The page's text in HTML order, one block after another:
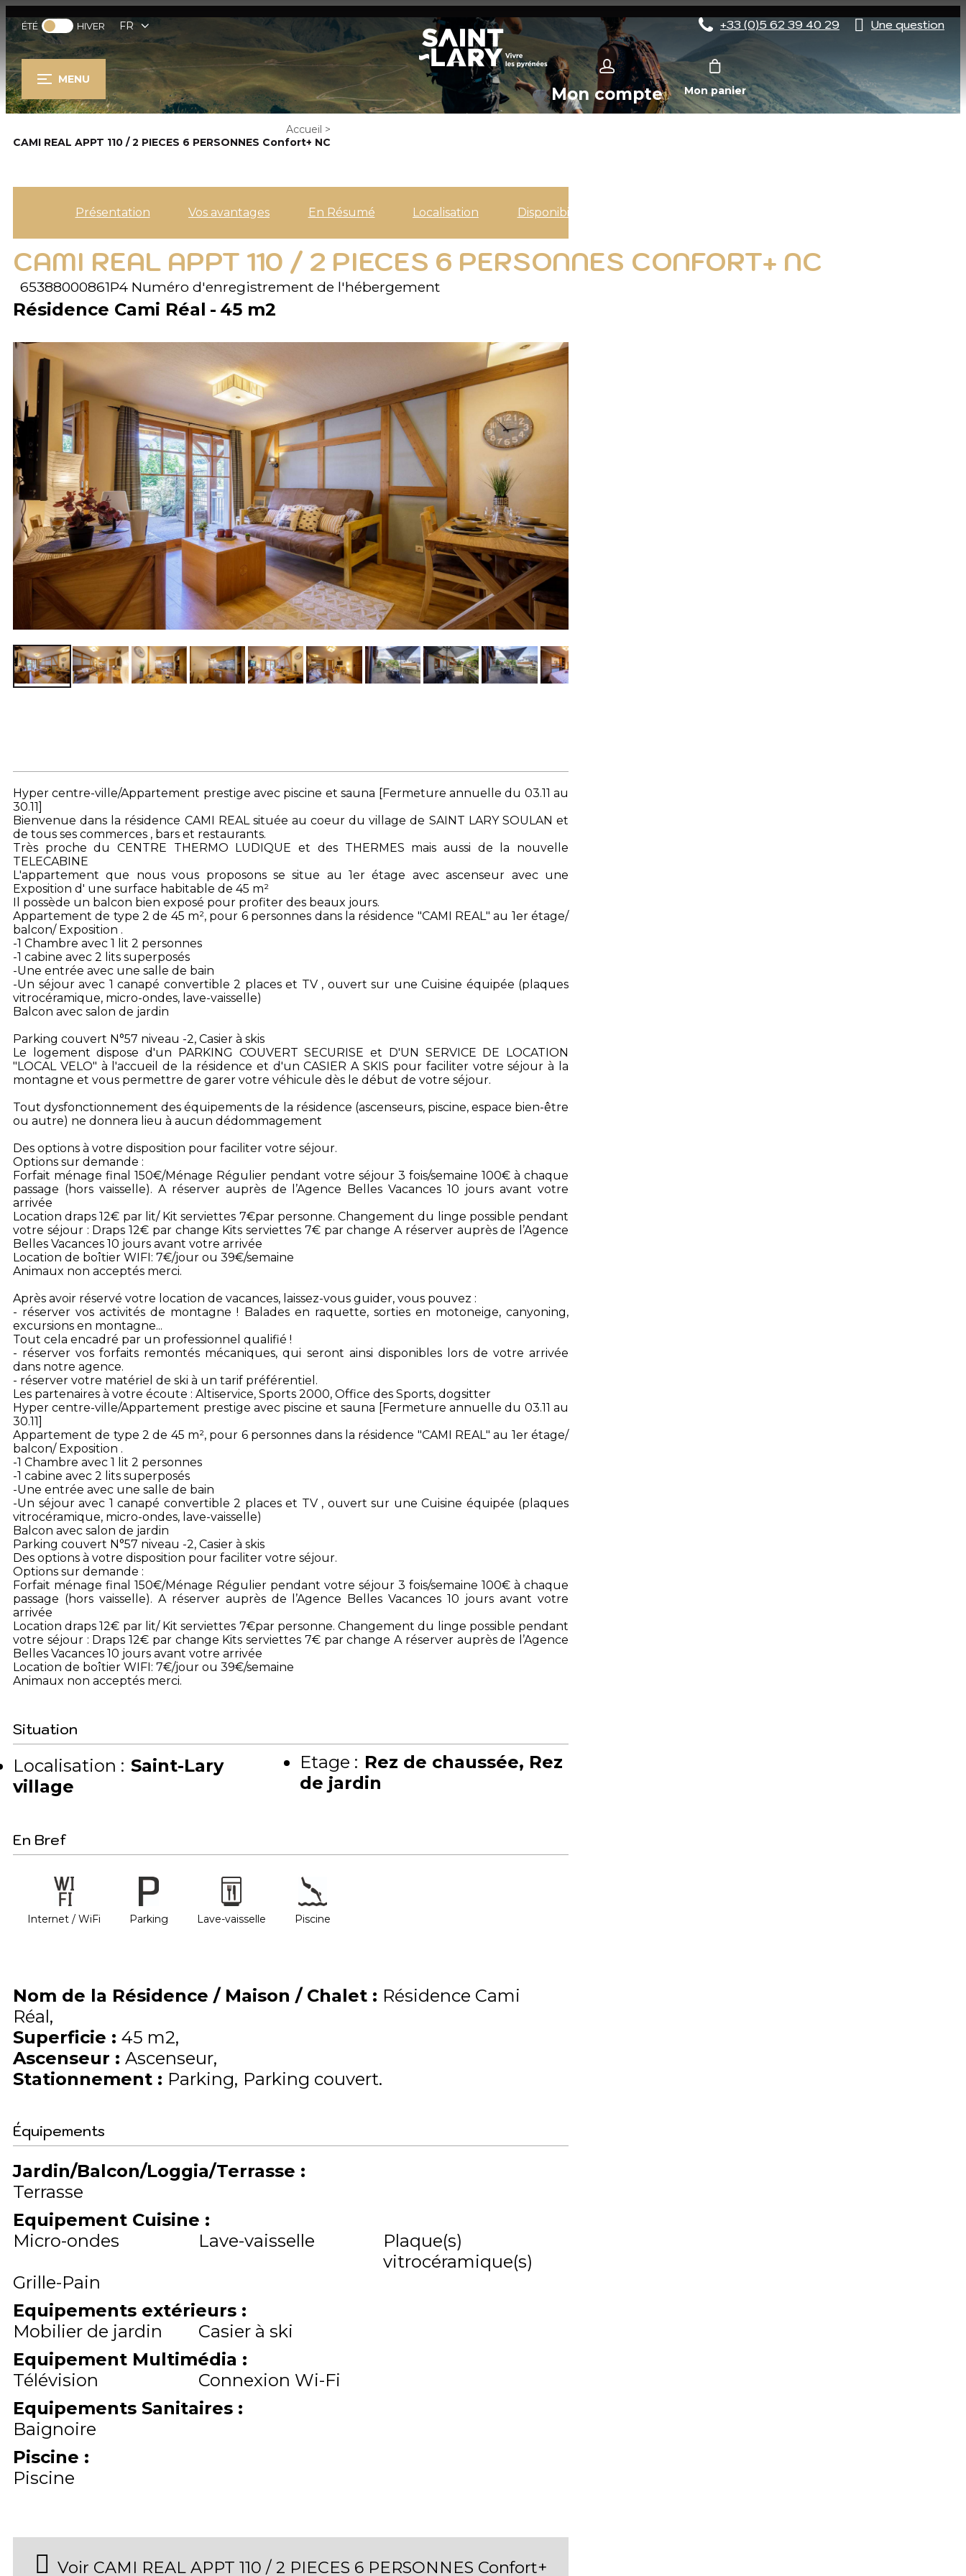
ÉTÉ HIVER FR +33 (0)5 62 39 40 29 Une question
MENU
Mon compte Mon panier
Accueil >
CAMI REAL APPT 110 / 2 PIECES 6 PERSONNES Confort+ NC
Présentation Vos avantages En Résumé Localisation Disponibilités
CAMI REAL APPT 110 / 2 PIECES 6 PERSONNES CONFORT+ NC
65388000861P4 Numéro d'enregistrement de l'hébergement
Résidence Cami Réal 45 m2
Hyper centre-ville/Appartement prestige avec piscine et sauna [Fermeture annuelle du 03.11 au
30.11]
Bienvenue dans la résidence CAMI REAL située au coeur du village de SAINT LARY SOULAN et
de tous ses commerces , bars et restaurants.
Très proche du CENTRE THERMO LUDIQUE et des THERMES mais aussi de la nouvelle
TELECABINE
L'appartement que nous vous proposons se situe au 1er étage avec ascenseur avec une
Exposition d' une surface habitable de 45 m²
Il possède un balcon bien exposé pour profiter des beaux jours.
Appartement de type 2 de 45 m², pour 6 personnes dans la résidence "CAMI REAL" au 1er étage/
balcon/ Exposition .
-1 Chambre avec 1 lit 2 personnes
-1 cabine avec 2 lits superposés
-Une entrée avec une salle de bain
-Un séjour avec 1 canapé convertible 2 places et TV , ouvert sur une Cuisine équipée (plaques
vitrocéramique, micro-ondes, lave-vaisselle)
Balcon avec salon de jardin
Parking couvert N°57 niveau -2, Casier à skis
Le logement dispose d'un PARKING COUVERT SECURISE et D'UN SERVICE DE LOCATION
"LOCAL VELO" à l'accueil de la résidence et d'un CASIER A SKIS pour faciliter votre séjour à la
montagne et vous permettre de garer votre véhicule dès le début de votre séjour.
Tout dysfonctionnement des équipements de la résidence (ascenseurs, piscine, espace bien-être
ou autre) ne donnera lieu à aucun dédommagement
Des options à votre disposition pour faciliter votre séjour.
Options sur demande :
Forfait ménage final 150€/Ménage Régulier pendant votre séjour 3 fois/semaine 100€ à chaque
passage (hors vaisselle). A réserver auprès de l’Agence Belles Vacances 10 jours avant votre
arrivée
Location draps 12€ par lit/ Kit serviettes 7€par personne. Changement du linge possible pendant
votre séjour : Draps 12€ par change Kits serviettes 7€ par change A réserver auprès de l’Agence
Belles Vacances 10 jours avant votre arrivée
Location de boîtier WIFI: 7€/jour ou 39€/semaine
Animaux non acceptés merci.
Après avoir réservé votre location de vacances, laissez-vous guider, vous pouvez :
- réserver vos activités de montagne ! Balades en raquette, sorties en motoneige, canyoning,
excursions en montagne...
Tout cela encadré par un professionnel qualifié !
- réserver vos forfaits remontés mécaniques, qui seront ainsi disponibles lors de votre arrivée
dans notre agence.
- réserver votre matériel de ski à un tarif préférentiel.
Les partenaires à votre écoute : Altiservice, Sports 2000, Office des Sports, dogsitter
Hyper centre-ville/Appartement prestige avec piscine et sauna [Fermeture annuelle du 03.11 au
30.11]
Appartement de type 2 de 45 m², pour 6 personnes dans la résidence "CAMI REAL" au 1er étage/
balcon/ Exposition .
-1 Chambre avec 1 lit 2 personnes
-1 cabine avec 2 lits superposés
-Une entrée avec une salle de bain
-Un séjour avec 1 canapé convertible 2 places et TV , ouvert sur une Cuisine équipée (plaques
vitrocéramique, micro-ondes, lave-vaisselle)
Balcon avec salon de jardin
Parking couvert N°57 niveau -2, Casier à skis
Des options à votre disposition pour faciliter votre séjour.
Options sur demande :
Forfait ménage final 150€/Ménage Régulier pendant votre séjour 3 fois/semaine 100€ à chaque
passage (hors vaisselle). A réserver auprès de l’Agence Belles Vacances 10 jours avant votre
arrivée
Location draps 12€ par lit/ Kit serviettes 7€par personne. Changement du linge possible pendant
votre séjour : Draps 12€ par change Kits serviettes 7€ par change A réserver auprès de l’Agence
Belles Vacances 10 jours avant votre arrivée
Location de boîtier WIFI: 7€/jour ou 39€/semaine
Animaux non acceptés merci.
Situation
Localisation : Saint-Lary
village
Etage : Rez de chaussée Rez
de jardin
En Bref
Internet / WiFi Parking Lave-vaisselle Piscine
Nom de la Résidence / Maison / Chalet : Résidence Cami
Réal
Superficie : 45 m2
Ascenseur : Ascenseur
Stationnement : Parking Parking couvert
Équipements
Jardin/Balcon/Loggia/Terrasse :
Terrasse
Equipement Cuisine :
Micro-ondes
Lave-vaisselle
Plaque(s)
vitrocéramique(s)
Grille-Pain
Equipements extérieurs :
Mobilier de jardin
Casier à ski
Equipement Multimédia :
Télévision
Connexion Wi-Fi
Equipements Sanitaires :
Baignoire
Piscine :
Piscine
Voir CAMI REAL APPT 110 / 2 PIECES 6 PERSONNES Confort+